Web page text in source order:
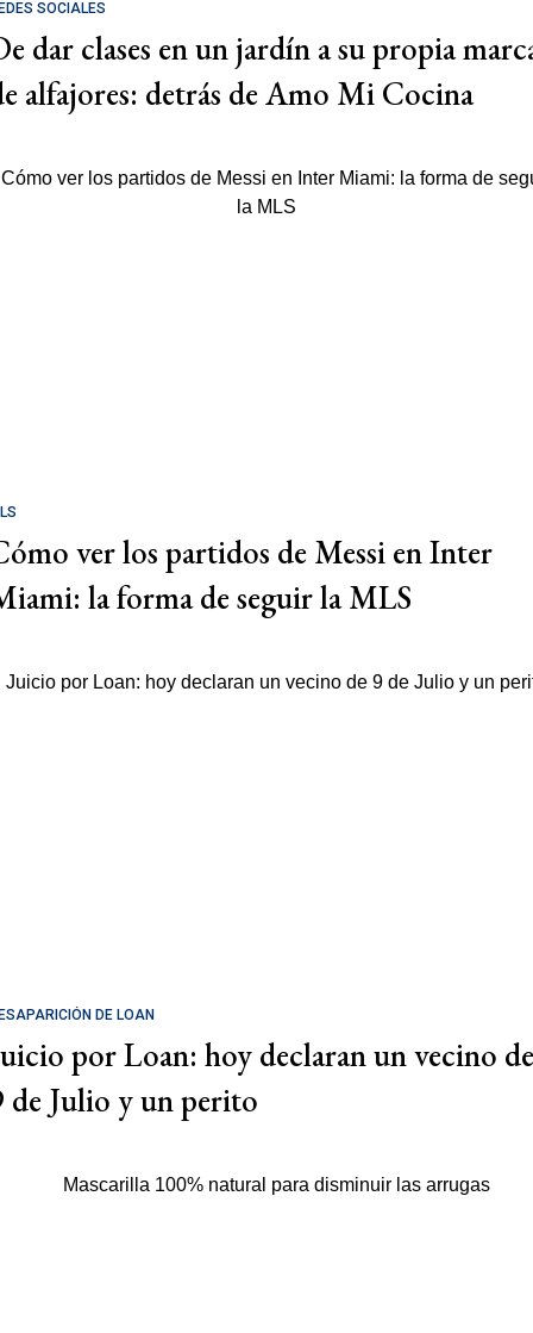
SOCIALES
dar clases en un jardín a su propia
alfajores: detrás de Amo Mi Cocina
ver los partidos de Messi en Inter
la forma de seguir la MLS
DE LOAN
por Loan: hoy declaran un vecino de
de Julio y un perito